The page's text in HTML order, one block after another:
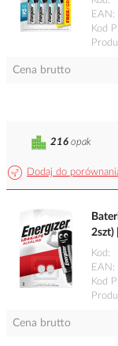
EAN
Kod
Cena brutto
Dodaj do
216 opak
2szt)
Kod
EAN
Kod
Cena brutto